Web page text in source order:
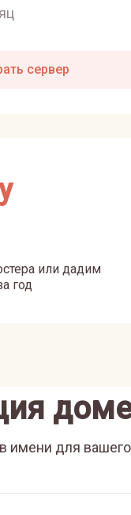
сервер
или дадим
год
имени для вашего